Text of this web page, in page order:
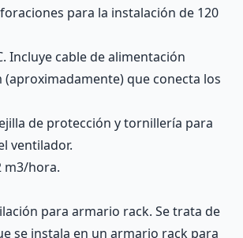
para la instalación de 120
Incluye cable de alimentación
(aproximadamente) que conecta los
de protección y tornillería para
ventilador.
m3/hora.
para armario rack. Se trata de
se instala en un armario rack para